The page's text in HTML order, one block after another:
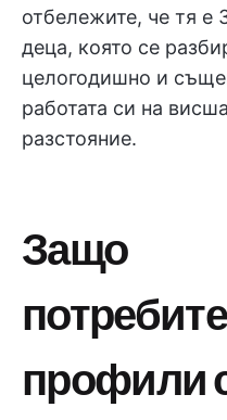
отбележите, че тя е
деца, която се
целогодишно и
работата си на
разстояние.
Защо
профили